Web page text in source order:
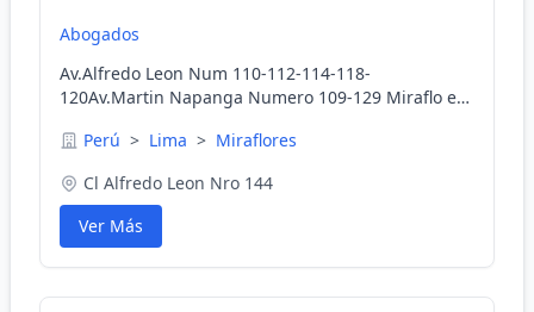
Abogados
Av.Alfredo Leon Num 110-112-114-118-
120Av.Martin Napanga Numero 109-129 Miraflo en
Perú > Lima > Miraflores
Cl Alfredo Leon Nro 144
Ver Más